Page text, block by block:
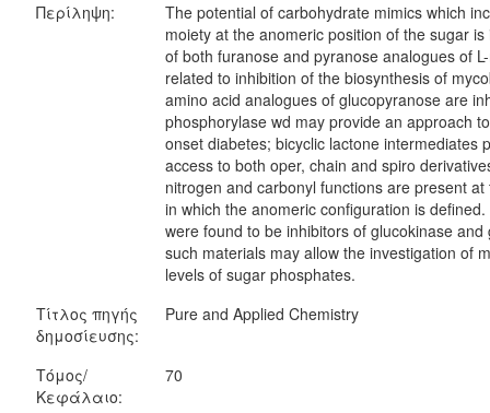
Περίληψη:
The potential of carbohydrate mimics which
moiety at the anomeric position of the sugar
of both furanose and pyranose analogues of
related to inhibition of the biosynthesis of
amino acid analogues of glucopyranose are
phosphorylase wd may provide an approach
onset diabetes; bicyclic lactone intermediates
access to both oper, chain and spiro
nitrogen and carbonyl functions are present
in which the anomeric configuration is
were found to be inhibitors of glucokinase
such materials may allow the investigation of
levels of sugar phosphates.
Τίτλος πηγής
δημοσίευσης:
Pure and Applied Chemistry
Τόμος/
Κεφάλαιο:
70